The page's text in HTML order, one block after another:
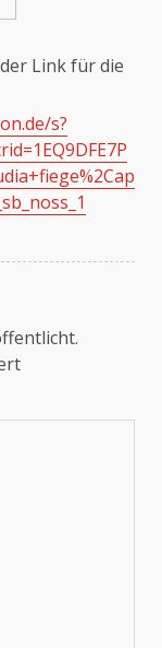
Link für die
s?